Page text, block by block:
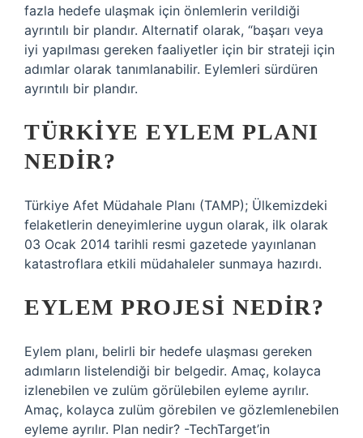
fazla hedefe ulaşmak için önlemlerin verildiği
ayrıntılı bir plandır. Alternatif olarak, “başarı veya
iyi yapılması gereken faaliyetler için bir strateji için
adımlar olarak tanımlanabilir. Eylemleri sürdüren
ayrıntılı bir plandır.
TÜRKIYE EYLEM PLANI
NEDIR?
Türkiye Afet Müdahale Planı (TAMP); Ülkemizdeki
felaketlerin deneyimlerine uygun olarak, ilk olarak
03 Ocak 2014 tarihli resmi gazetede yayınlanan
katastroflara etkili müdahaleler sunmaya hazırdı.
EYLEM PROJESI NEDIR?
Eylem planı, belirli bir hedefe ulaşması gereken
adımların listelendiği bir belgedir. Amaç, kolayca
izlenebilen ve zulüm görülebilen eyleme ayrılır.
Amaç, kolayca zulüm görebilen ve gözlemlenebilen
eyleme ayrılır. Plan nedir? -TechTarget’in